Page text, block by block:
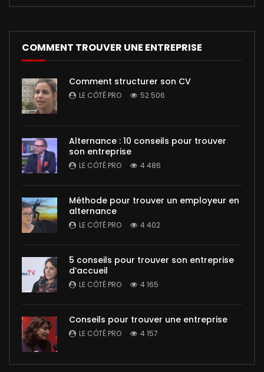
COMMENT TROUVER UNE ENTREPRISE
Comment structurer son CV
LE CÔTÉ PRO 52 506
Alternance : 10 conseils pour trouver
son entreprise
LE CÔTÉ PRO 4 486
Méthode pour trouver un employeur en
alternance
LE CÔTÉ PRO 4 402
5 conseils pour trouver son entreprise
d’accueil
LE CÔTÉ PRO 4 165
Conseils pour trouver une entreprise
LE CÔTÉ PRO 4 157